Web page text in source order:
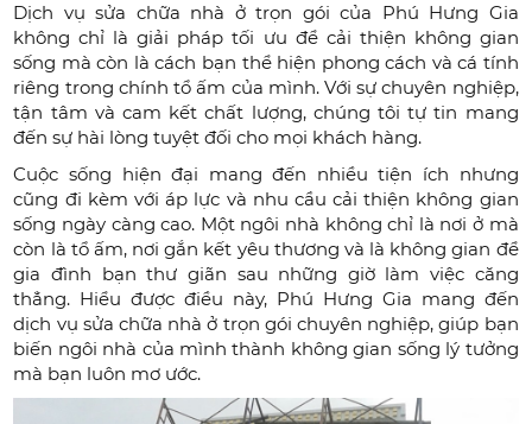
Dịch vụ sửa chữa nhà ở trọn gói của Phú Hưng Gia
không chỉ là giải pháp tối ưu để cải thiện không gian
sống mà còn là cách bạn thể hiện phong cách và cá tính
riêng trong chính tổ ấm của mình. Với sự chuyên nghiệp,
tận tâm và cam kết chất lượng, chúng tôi tự tin mang
đến sự hài lòng tuyệt đối cho mọi khách hàng.
Cuộc sống hiện đại mang đến nhiều tiện ích nhưng
cũng đi kèm với áp lực và nhu cầu cải thiện không gian
sống ngày càng cao. Một ngôi nhà không chỉ là nơi ở mà
còn là tổ ấm, nơi gắn kết yêu thương và là không gian để
gia đình bạn thư giãn sau những giờ làm việc căng
thẳng. Hiểu được điều này, Phú Hưng Gia mang đến
dịch vụ sửa chữa nhà ở trọn gói chuyên nghiệp, giúp bạn
biến ngôi nhà của mình thành không gian sống lý tưởng
mà bạn luôn mơ ước.